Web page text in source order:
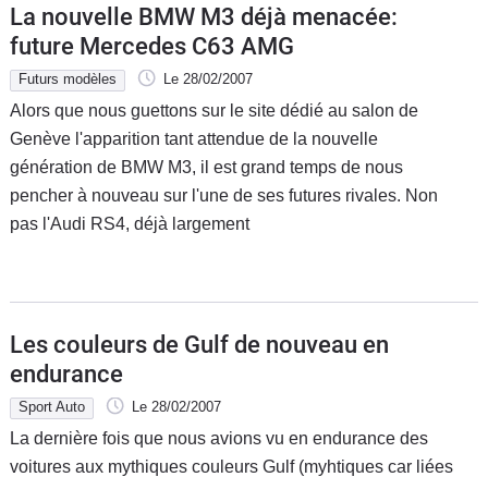
La nouvelle BMW M3 déjà menacée:
future Mercedes C63 AMG
Futurs modèles Le 28/02/2007
Alors que nous guettons sur le site dédié au salon de
Genève l'apparition tant attendue de la nouvelle
génération de BMW M3, il est grand temps de nous
pencher à nouveau sur l'une de ses futures rivales. Non
pas l'Audi RS4, déjà largement
Les couleurs de Gulf de nouveau en
endurance
Sport Auto Le 28/02/2007
La dernière fois que nous avions vu en endurance des
voitures aux mythiques couleurs Gulf (myhtiques car liées